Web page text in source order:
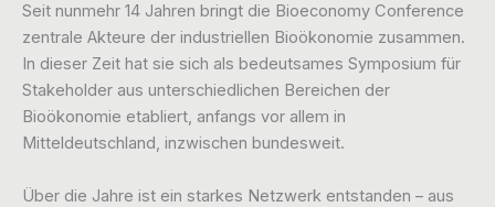
Seit nunmehr 14 Jahren bringt die Bioeconomy Conference
zentrale Akteure der industriellen Bioökonomie zusammen.
In dieser Zeit hat sie sich als bedeutsames Symposium für
Stakeholder aus unterschiedlichen Bereichen der
Bioökonomie etabliert, anfangs vor allem in
Mitteldeutschland, inzwischen bundesweit.
Über die Jahre ist ein starkes Netzwerk entstanden – aus